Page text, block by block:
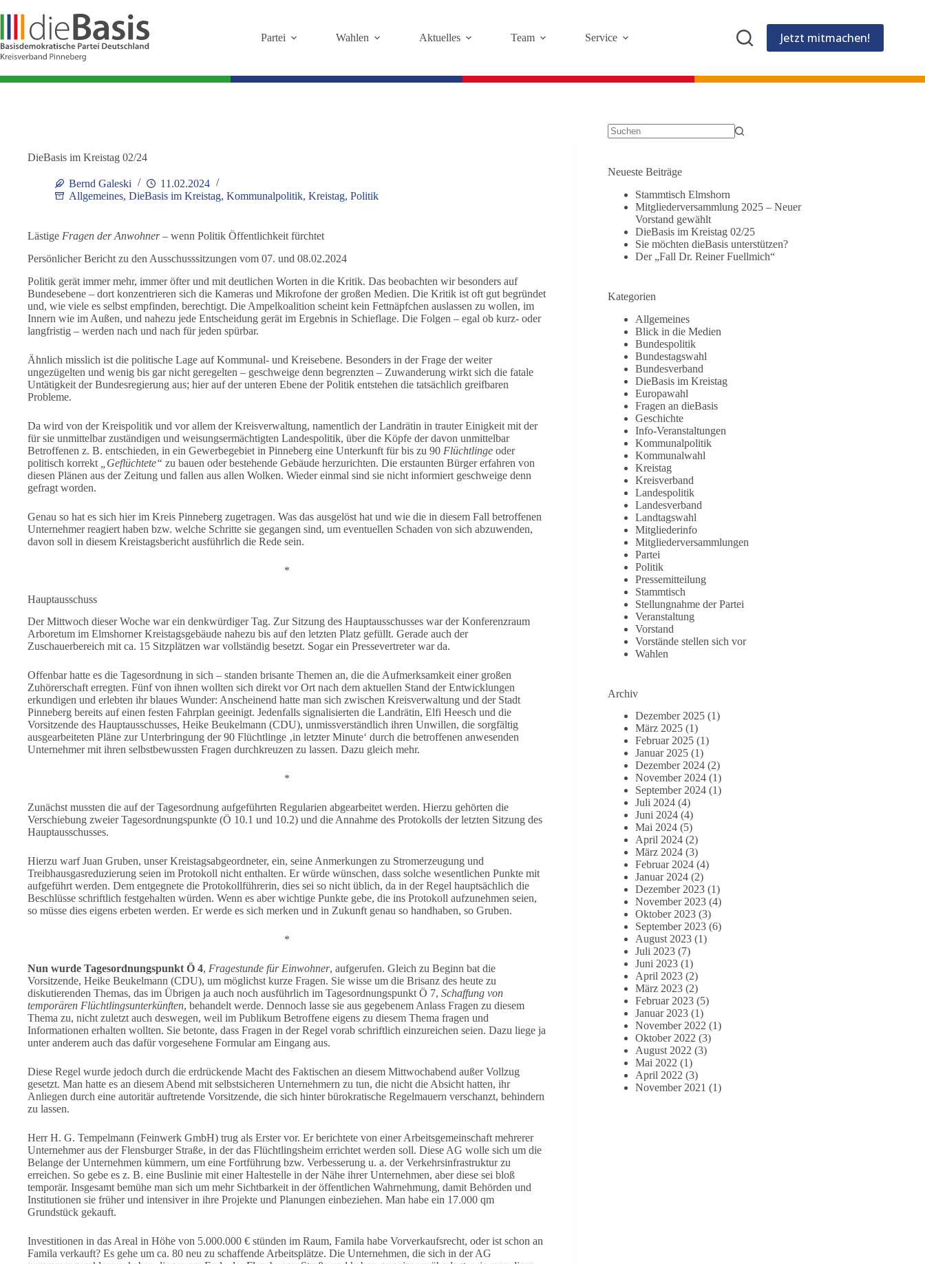
Inhalt
springen
Partei Wahlen Aktuelles Team Service Jetzt mitmachen!
DieBasis im Kreistag 02/24
Bernd Galeski
11.02.2024
Allgemeines, DieBasis im Kreistag, Kommunalpolitik, Kreistag, Politik
Lästige Fragen der Anwohner– wenn Politik Öffentlichkeit fürchtet
Persönlicher Bericht zu den Ausschusssitzungen vom 07. und 08.02.2024
Politik gerät immer mehr, immer öfter und mit deutlichen Worten in die Kritik. Das beobachten wir besonders auf
Bundesebene – dort konzentrieren sich die Kameras und Mikrofone der großen Medien. Die Kritik ist oft gut begründet
und, wie viele es selbst empfinden, berechtigt. Die Ampelkoalition scheint kein Fettnäpfchen auslassen zu wollen, im
Innern wie im Außen, und nahezu jede Entscheidung gerät im Ergebnis in Schieflage. Die Folgen – egal ob kurz- oder
langfristig – werden nach und nach für jeden spürbar.
Ähnlich misslich ist die politische Lage auf Kommunal- und Kreisebene. Besonders in der Frage der weiter
ungezügelten und wenig bis gar nicht geregelten – geschweige denn begrenzten – Zuwanderung wirkt sich die fatale
Untätigkeit der Bundesregierung aus; hier auf der unteren Ebene der Politik entstehen die tatsächlich greifbaren
Probleme.
Da wird von der Kreispolitik und vor allem der Kreisverwaltung, namentlich der Landrätin in trauter Einigkeit mit der
für sie unmittelbar zuständigen und weisungsermächtigten Landespolitik, über die Köpfe der davon unmittelbar
Betroffenen z. B. entschieden, in ein Gewerbegebiet in Pinneberg eine Unterkunft für bis zu 90 Flüchtlinge oder
politisch korrekt
„Geflüchtete“ zu bauen oder bestehende Gebäude herzurichten. Die erstaunten Bürger erfahren von
diesen Plänen aus der Zeitung und fallen aus allen Wolken. Wieder einmal sind sie nicht informiert geschweige denn
gefragt worden.
Genau so hat es sich hier im Kreis Pinneberg zugetragen. Was das ausgelöst hat und wie die in diesem Fall betroffenen
Unternehmer reagiert haben bzw. welche Schritte sie gegangen sind, um eventuellen Schaden von sich abzuwenden,
davon soll in diesem Kreistagsbericht ausführlich die Rede sein.
*
Hauptausschuss
Der Mittwoch dieser Woche war ein denkwürdiger Tag. Zur Sitzung des Hauptausschusses war der Konferenzraum
Arboretum im Elmshorner Kreistagsgebäude nahezu bis auf den letzten Platz gefüllt. Gerade auch der
Zuschauerbereich mit ca. 15 Sitzplätzen war vollständig besetzt. Sogar ein Pressevertreter war da.
Offenbar hatte es die Tagesordnung in sich – standen brisante Themen an, die die Aufmerksamkeit einer großen
Zuhörerschaft erregten. Fünf von ihnen wollten sich direkt vor Ort nach dem aktuellen Stand der Entwicklungen
erkundigen und erlebten ihr blaues Wunder: Anscheinend hatte man sich zwischen Kreisverwaltung und der Stadt
Pinneberg bereits auf einen festen Fahrplan geeinigt. Jedenfalls signalisierten die Landrätin, Elfi Heesch und die
Vorsitzende des Hauptausschusses, Heike Beukelmann (CDU), unmissverständlich ihren Unwillen, die sorgfältig
ausgearbeiteten Pläne zur Unterbringung der 90 Flüchtlinge ‚in letzter Minute‘ durch die betroffenen anwesenden
Unternehmer mit ihren selbstbewussten Fragen durchkreuzen zu lassen. Dazu gleich mehr.
*
Zunächst mussten die auf der Tagesordnung aufgeführten Regularien abgearbeitet werden. Hierzu gehörten die
Verschiebung zweier Tagesordnungspunkte (Ö 10.1 und 10.2) und die Annahme des Protokolls der letzten Sitzung des
Hauptausschusses.
Hierzu warf Juan Gruben, unser Kreistagsabgeordneter, ein, seine Anmerkungen zu Stromerzeugung und
Treibhausgasreduzierung seien im Protokoll nicht enthalten. Er würde wünschen, dass solche wesentlichen Punkte mit
aufgeführt werden. Dem entgegnete die Protokollführerin, dies sei so nicht üblich, da in der Regel hauptsächlich die
Beschlüsse schriftlich festgehalten würden. Wenn es aber wichtige Punkte gebe, die ins Protokoll aufzunehmen seien,
so müsse dies eigens erbeten werden. Er werde es sich merken und in Zukunft genau so handhaben, so Gruben.
*
Nun wurde Tagesordnungspunkt Ö 4, Fragestunde für Einwohner, aufgerufen. Gleich zu Beginn bat die
Vorsitzende, Heike Beukelmann (CDU), um möglichst kurze Fragen. Sie wisse um die Brisanz des heute zu
diskutierenden Themas, das im Übrigen ja auch noch ausführlich im Tagesordnungspunkt Ö 7, Schaffung von
temporären Flüchtlingsunterkünften, behandelt werde. Dennoch lasse sie aus gegebenem Anlass Fragen zu diesem
Thema zu, nicht zuletzt auch deswegen, weil im Publikum Betroffene eigens zu diesem Thema fragen und
Informationen erhalten wollten. Sie betonte, dass Fragen in der Regel vorab schriftlich einzureichen seien. Dazu liege ja
unter anderem auch das dafür vorgesehene Formular am Eingang aus.
Diese Regel wurde jedoch durch die erdrückende Macht des Faktischen an diesem Mittwochabend außer Vollzug
gesetzt. Man hatte es an diesem Abend mit selbstsicheren Unternehmern zu tun, die nicht die Absicht hatten, ihr
Anliegen durch eine autoritär auftretende Vorsitzende, die sich hinter bürokratische Regelmauern verschanzt, behindern
zu lassen.
Herr H. G. Tempelmann (Feinwerk GmbH) trug als Erster vor. Er berichtete von einer Arbeitsgemeinschaft mehrerer
Unternehmer aus der Flensburger Straße, in der das Flüchtlingsheim errichtet werden soll. Diese AG wolle sich um die
Belange der Unternehmen kümmern, um eine Fortführung bzw. Verbesserung u. a. der Verkehrsinfrastruktur zu
erreichen. So gebe es z. B. eine Buslinie mit einer Haltestelle in der Nähe ihrer Unternehmen, aber diese sei bloß
temporär. Insgesamt bemühe man sich um mehr Sichtbarkeit in der öffentlichen Wahrnehmung, damit Behörden und
Institutionen sie früher und intensiver in ihre Projekte und Planungen einbeziehen. Man habe ein 17.000 qm
Grundstück gekauft.
Investitionen in das Areal in Höhe von 5.000.000 € stünden im Raum, Famila habe Vorverkaufsrecht, oder ist schon an
Famila verkauft? Es gehe um ca. 80 neu zu schaffende Arbeitsplätze. Die Unternehmen, die sich in der AG
Neueste Beiträge
Stammtisch Elmshorn
Mitgliederversammlung 2025 – Neuer
Vorstand gewählt
DieBasis im Kreistag 02/25
Sie möchten dieBasis unterstützen?
Der „Fall Dr. Reiner Fuellmich“
Kategorien
Allgemeines
Blick in die Medien
Bundespolitik
Bundestagswahl
Bundesverband
DieBasis im Kreistag
Europawahl
Fragen an dieBasis
Geschichte
Info-Veranstaltungen
Kommunalpolitik
Kommunalwahl
Kreistag
Kreisverband
Landespolitik
Landesverband
Landtagswahl
Mitgliederinfo
Mitgliederversammlungen
Partei
Politik
Pressemitteilung
Stammtisch
Stellungnahme der Partei
Veranstaltung
Vorstand
Vorstände stellen sich vor
Wahlen
Archiv
Dezember 2025 (1)
März 2025 (1)
Februar 2025 (1)
Januar 2025 (1)
Dezember 2024 (2)
November 2024 (1)
September 2024 (1)
Juli 2024 (4)
Juni 2024 (4)
Mai 2024 (5)
April 2024 (2)
März 2024 (3)
Februar 2024 (4)
Januar 2024 (2)
Dezember 2023 (1)
November 2023 (4)
Oktober 2023 (3)
September 2023 (6)
August 2023 (1)
Juli 2023 (7)
Juni 2023 (1)
April 2023 (2)
März 2023 (2)
Februar 2023 (5)
Januar 2023 (1)
November 2022 (1)
Oktober 2022 (3)
August 2022 (3)
Mai 2022 (1)
April 2022 (3)
November 2021 (1)